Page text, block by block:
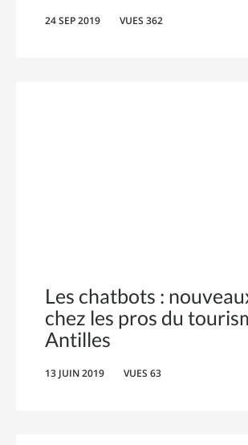
24 SEP 2019 VUES 362
Les chatbots :
chez les pros du
Antilles
13 JUIN 2019 VUES 63